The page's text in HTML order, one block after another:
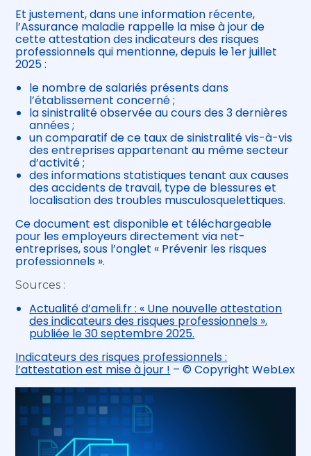
Et justement, dans une information récente,
l’Assurance maladie rappelle la mise à jour de
cette attestation des indicateurs des risques
professionnels qui mentionne, depuis le 1er juillet
2025 :
le nombre de salariés présents dans
l’établissement concerné ;
la sinistralité observée au cours des 3 dernières
années ;
un comparatif de ce taux de sinistralité vis-à-vis
des entreprises appartenant au même secteur
d’activité ;
des informations statistiques tenant aux causes
des accidents de travail, type de blessures et
localisation des troubles musculosquelettiques.
Ce document est disponible et téléchargeable
pour les employeurs directement via net-
entreprises, sous l’onglet « Prévenir les risques
professionnels ».
Sources :
Actualité d’ameli.fr : « Une nouvelle attestation
des indicateurs des risques professionnels »,
publiée le 30 septembre 2025.
Indicateurs des risques professionnels :
l’attestation est mise à jour ! – © Copyright WebLex